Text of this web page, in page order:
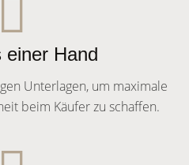
einer Hand
Unterlagen, um maximale
beim Käufer zu schaffen.